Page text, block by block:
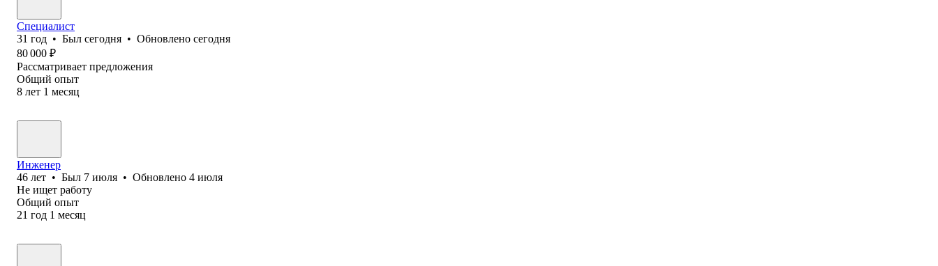
Специалист
31 год • Был сегодня • Обновлено сегодня
80 000 ₽
Рассматривает предложения
Общий опыт
8 лет 1 месяц
Инженер
46 лет • Был 7 июля • Обновлено 4 июля
Не ищет работу
Общий опыт
21 год 1 месяц